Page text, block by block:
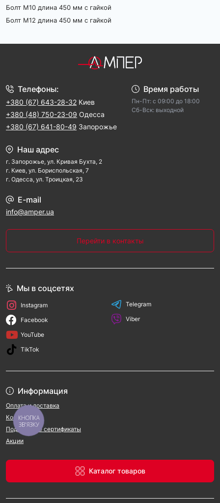
Болт M10 длина 450 мм с гайкой
Болт M12 длина 450 мм с гайкой
Телефоны:
+380 (67) 643-28-32 Киев
+380 (48) 750-23-09 Одесса
+380 (67) 641-80-49 Запорожье
Время работы
Пн-Пт: с 09:00 до 18:00
Cб-Вск: выходной
Наш адрес
г. Запорожье, ул. Кривая Бухта, 2
г. Киев, ул. Бориспольская, 7
г. Одесса, ул. Троицкая, 23
E-mail
info@amper.ua
Перейти в контакты
Информация
Оплата и доставка
Контакты
Подарочные сертификаты
Акции
Каталог товаров
Мы в соцсетях
Instagram
Facebook
YouTube
TikTok
Telegram
Viber
КНОПКА
ЗВ'ЯЗКУ